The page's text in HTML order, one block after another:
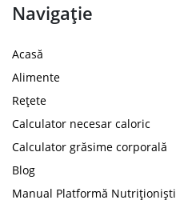
Navigație
Acasă
Alimente
Rețete
Calculator necesar caloric
Calculator grăsime corporală
Blog
Manual Platformă Nutriționiști